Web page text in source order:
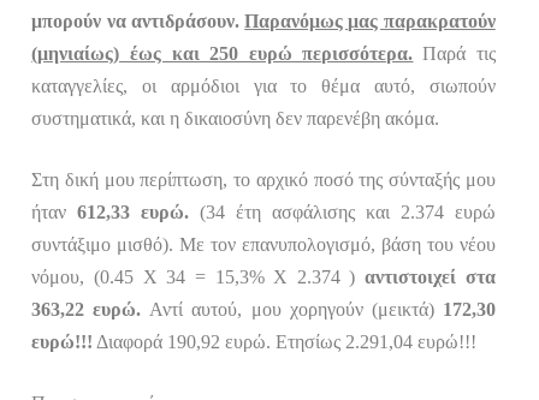
μπορούν να αντιδράσουν.Παρανόμως μας παρακρατούν
(μηνιαίως) έως και 250 ευρώ περισσότερα. Παρά τις
καταγγελίες, οι αρμόδιοι για το θέμα αυτό, σιωπούν
συστηματικά, και η δικαιοσύνη δεν παρενέβη ακόμα.
Στη δική μου περίπτωση, το αρχικό ποσό της σύνταξής μου
ήταν612,33 ευρώ.(34 έτη ασφάλισης και 2.374 ευρώ
συντάξιμο μισθό). Με τον επανυπολογισμό, βάση του νέου
νόμου, (0.45 Χ 34 = 15,3% Χ 2.374 ) αντιστοιχεί στα
363,22 ευρώ. Αντί αυτού, μου χορηγούν (μεικτά) 172,30
ευρώ!!! Διαφορά 190,92 ευρώ. Ετησίως 2.291,04 ευρώ!!!